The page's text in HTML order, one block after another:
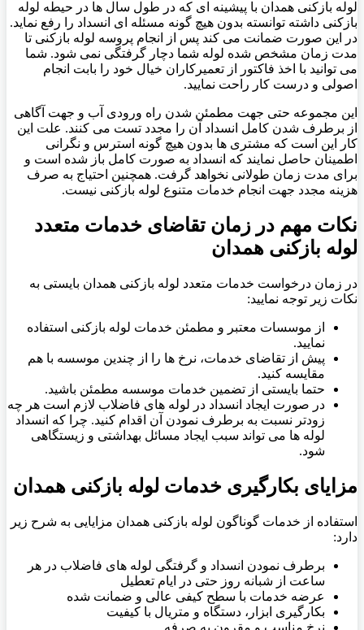
لوله بازکنی همدان با پیشینه ای که در طول سال ها در حیطه لوله
بازکنی داشته توانسته بدون هیچ گونه مسئله ای انسداد را رفع نماید.
در این صورت ضمانت می کند پس از انجام پروسه لوله بازکنی تا
مدت زمان مشخص شده لوله شما دچار گرفتگی نمی شود. شما
می توانید با اخذ فاکتور از تعمیرکاران خیال خود را بابت انجام
اصولی و درست کار راحت نمایید.
این مجموعه حتی جهت مطمئن شدن راه ورودی آب و جهت آگاهی
از برطرف شدن کامل انسداد آن را مجدد تست می کنند. علت این
کار این است که مشتری ها بدون هیچ گونه استرس و نگرانی
اطمینان حاصل نمایند که انسداد به صورت کامل باز شده است و
برای مدت زمان طولانی نخواهد گرفت. همچنین احتیاج به صرف
هزینه مجدد جهت انجام خدمات متنوع لوله بازکنی نیست.
نکات مهم در زمان تقاضای خدمات متعدد
لوله بازکنی همدان
در زمان درخواست خدمات متعدد لوله بازکنی همدان بایستی به
نکات زیر توجه نمایید:
از موسسات معتبر و مطمئن خدمات لوله بازکنی استفاده
نمایید.
پیش از تقاضای خدمات، نرخ ها را از چندین موسسه با هم
مقایسه کنید.
حتما بایستی از تضمین خدمات موسسه مطمئن باشید.
در صورت ایجاد انسداد در لوله های فاضلاب لازم است هر چه
زودتر نسبت به برطرف نمودن آن اقدام کنید. چرا که انسداد
لوله ها می تواند سبب ایجاد مسائل بهداشتی و زیستگاهی
شود.
مزایای بکارگیری خدمات لوله بازکنی همدان
استفاده از خدمات گوناگون لوله بازکنی همدان مزایایی به شرح زیر
دارد:
برطرف نمودن انسداد و گرفتگی لوله های فاضلاب در هر
ساعت از شبانه روز حتی در ایام تعطیل
عرضه خدمات با سطح کیفی عالی و ضمانت شده
بکارگیری ابزار، دستگاه و متریال با کیفیت
نرخ مناسب و مقرون به صرفه